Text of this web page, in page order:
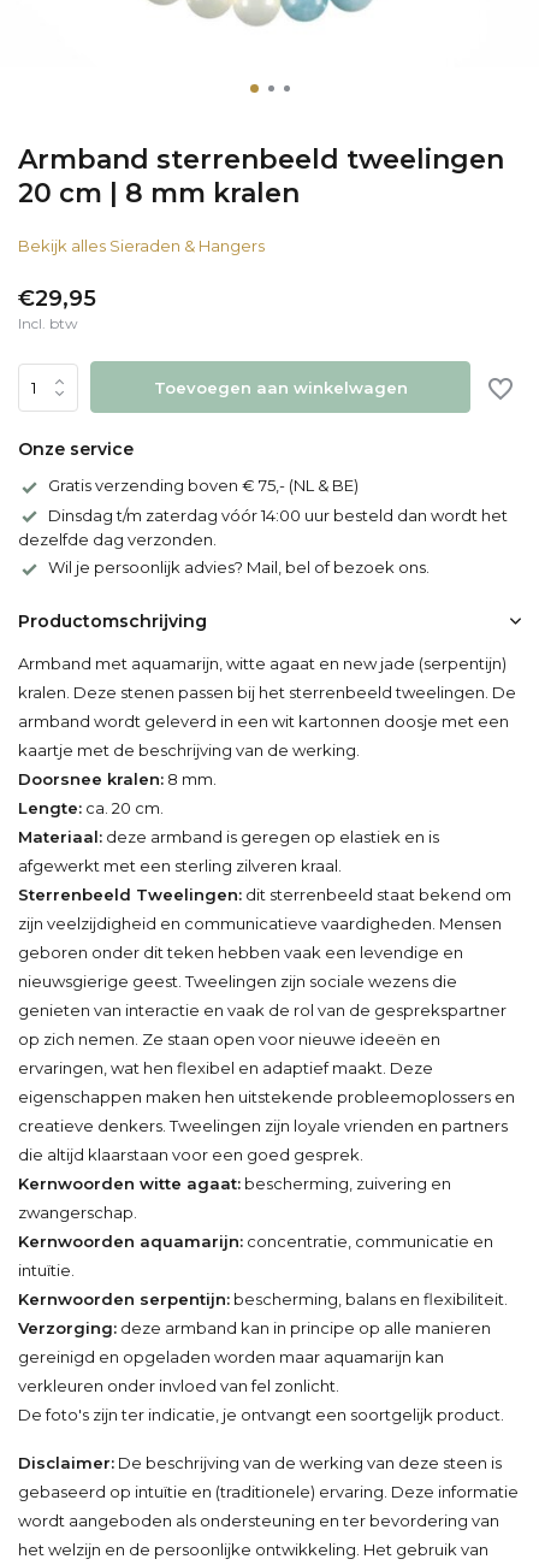
Armband sterrenbeeld tweelingen
20 cm | 8 mm kralen
Bekijk alles Sieraden & Hangers
€29,95
Incl. btw
Toevoegen aan winkelwagen
Onze service
Gratis verzending boven € 75,- (NL & BE)
Dinsdag t/m zaterdag vóór 14:00 uur besteld dan wordt het
dezelfde dag verzonden.
Wil je persoonlijk advies? Mail, bel of bezoek ons.
Productomschrijving
Armband met aquamarijn, witte agaat en new jade (serpentijn)
kralen. Deze stenen passen bij het sterrenbeeld tweelingen. De
armband wordt geleverd in een wit kartonnen doosje met een
kaartje met de beschrijving van de werking.
Doorsnee kralen: 8 mm.
Lengte: ca. 20 cm.
Materiaal: deze armband is geregen op elastiek en is
afgewerkt met een sterling zilveren kraal.
Sterrenbeeld Tweelingen: dit sterrenbeeld staat bekend om
zijn veelzijdigheid en communicatieve vaardigheden. Mensen
geboren onder dit teken hebben vaak een levendige en
nieuwsgierige geest. Tweelingen zijn sociale wezens die
genieten van interactie en vaak de rol van de gesprekspartner
op zich nemen. Ze staan open voor nieuwe ideeën en
ervaringen, wat hen flexibel en adaptief maakt. Deze
eigenschappen maken hen uitstekende probleemoplossers en
creatieve denkers. Tweelingen zijn loyale vrienden en partners
die altijd klaarstaan voor een goed gesprek.
Kernwoorden witte agaat: bescherming, zuivering en
zwangerschap.
Kernwoorden aquamarijn: concentratie, communicatie en
intuïtie.
Kernwoorden serpentijn: bescherming, balans en flexibiliteit.
Verzorging: deze armband kan in principe op alle manieren
gereinigd en opgeladen worden maar aquamarijn kan
verkleuren onder invloed van fel zonlicht.
De foto's zijn ter indicatie, je ontvangt een soortgelijk product.
Disclaimer: De beschrijving van de werking van deze steen is
gebaseerd op intuïtie en (traditionele) ervaring. Deze informatie
wordt aangeboden als ondersteuning en ter bevordering van
het welzijn en de persoonlijke ontwikkeling. Het gebruik van